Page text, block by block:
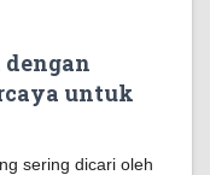
untuk
sering dicari oleh